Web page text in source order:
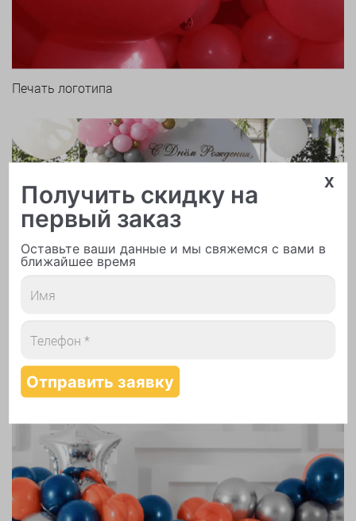
Печать логотипа
Арки и гирлянды из шаров
Надутие шаров гелием
x
Получить скидку на
первый заказ
Оставьте ваши данные и мы свяжемся с вами в
ближайшее время